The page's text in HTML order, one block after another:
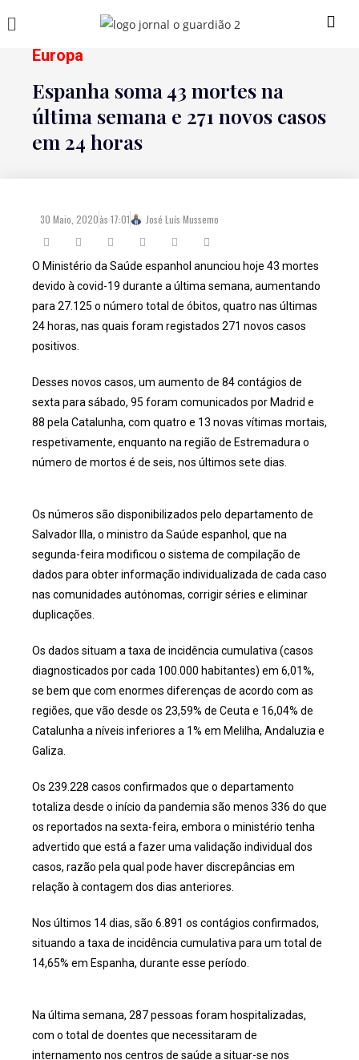
Europa
Espanha soma 43 mortes na
última semana e 271 novos casos
em 24 horas
30 Maio, 2020às 17:01 José Luís Mussemo
O Ministério da Saúde espanhol anunciou hoje 43 mortes
devido à covid-19 durante a última semana, aumentando
para 27.125 o número total de óbitos, quatro nas últimas
24 horas, nas quais foram registados 271 novos casos
positivos.
Desses novos casos, um aumento de 84 contágios de
sexta para sábado, 95 foram comunicados por Madrid e
88 pela Catalunha, com quatro e 13 novas vítimas mortais,
respetivamente, enquanto na região de Estremadura o
número de mortos é de seis, nos últimos sete dias.
Os números são disponibilizados pelo departamento de
Salvador Illa, o ministro da Saúde espanhol, que na
segunda-feira modificou o sistema de compilação de
dados para obter informação individualizada de cada caso
nas comunidades autónomas, corrigir séries e eliminar
duplicações.
Os dados situam a taxa de incidência cumulativa (casos
diagnosticados por cada 100.000 habitantes) em 6,01%,
se bem que com enormes diferenças de acordo com as
regiões, que vão desde os 23,59% de Ceuta e 16,04% de
Catalunha a níveis inferiores a 1% em Melilha, Andaluzia e
Galiza.
Os 239.228 casos confirmados que o departamento
totaliza desde o início da pandemia são menos 336 do que
os reportados na sexta-feira, embora o ministério tenha
advertido que está a fazer uma validação individual dos
casos, razão pela qual pode haver discrepâncias em
relação à contagem dos dias anteriores.
Nos últimos 14 dias, são 6.891 os contágios confirmados,
situando a taxa de incidência cumulativa para um total de
14,65% em Espanha, durante esse período.
Na última semana, 287 pessoas foram hospitalizadas,
com o total de doentes que necessitaram de
internamento nos centros de saúde a situar-se nos